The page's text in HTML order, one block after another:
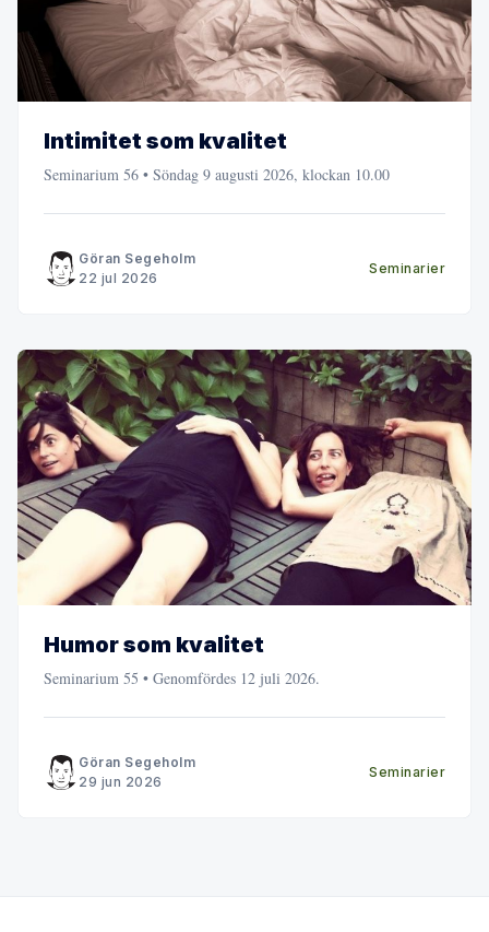
Intimitet som kvalitet
Seminarium 56 • Söndag 9 augusti 2026, klockan 10.00
Göran Segeholm
22 jul 2026
Seminarier
Humor som kvalitet
Seminarium 55 • Genomfördes 12 juli 2026.
Göran Segeholm
29 jun 2026
Seminarier